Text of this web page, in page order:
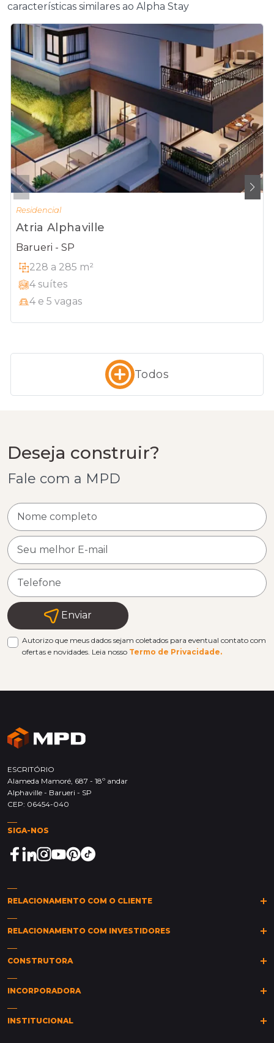
características similares ao Alpha Stay
Residencial
Atria Alphaville
Barueri - SP
228 a 285 m²
4 suítes
4 e 5 vagas
Todos
Deseja construir?
Fale com a MPD
Enviar
Autorizo que meus dados sejam coletados para eventual contato com
ofertas e novidades. Leia nosso Termo de Privacidade.
ESCRITÓRIO
Alameda Mamoré, 687 - 18º andar
Alphaville - Barueri - SP
CEP: 06454-040
SIGA-NOS
RELACIONAMENTO COM O CLIENTE
RELACIONAMENTO COM INVESTIDORES
Clique aqui
CONSTRUTORA
Industrial
Saúde
Educacional
Lazer
INCORPORADORA
Empreendimentos
Seja um Corretor
INSTITUCIONAL